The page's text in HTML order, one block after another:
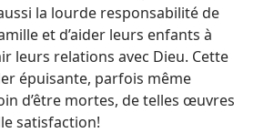
la lourde responsabilité de
et d’aider leurs enfants à
leurs relations avec Dieu. Cette
épuisante, parfois même
d’être mortes, de telles œuvres
satisfaction!